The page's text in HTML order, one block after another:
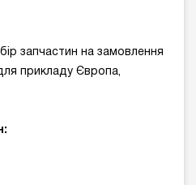
запчастин на замовлення
прикладу Європа,